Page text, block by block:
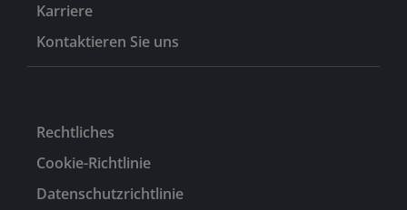
Karriere
Kontaktieren Sie uns
Rechtliches
Cookie-Richtlinie
Datenschutzrichtlinie